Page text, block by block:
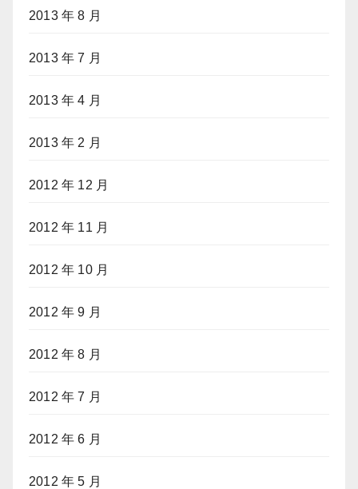
2013 年 8 月
2013 年 7 月
2013 年 4 月
2013 年 2 月
2012 年 12 月
2012 年 11 月
2012 年 10 月
2012 年 9 月
2012 年 8 月
2012 年 7 月
2012 年 6 月
2012 年 5 月